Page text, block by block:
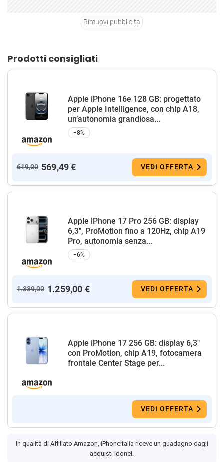
Rimuovi pubblicità
Prodotti consigliati
Apple iPhone 16e 128 GB: progettato
per Apple Intelligence, con chip A18,
un’autonomia grandiosa...
−8%
619,00 569,49 € VEDI OFFERTA
Apple iPhone 17 Pro 256 GB: display
6,3", ProMotion fino a 120Hz, chip A19
Pro, autonomia senza...
−6%
1.339,00 1.259,00 € VEDI OFFERTA
Apple iPhone 17 256 GB: display 6,3"
con ProMotion, chip A19, fotocamera
frontale Center Stage per...
VEDI OFFERTA
In qualità di Affiliato Amazon, iPhoneItalia riceve un guadagno dagli
acquisti idonei.